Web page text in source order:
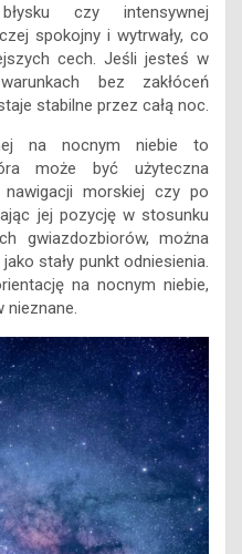
czy intensywnej
spokojny i wytrwały, co
cech. Jeśli jesteś w
bez zakłóceń
stabilne przez całą noc.
na nocnym niebie to
może być użyteczna
morskiej czy po
jej pozycję w stosunku
gwiazdozbiorów, można
stały punkt odniesienia.
na nocnym niebie,
nieznane.